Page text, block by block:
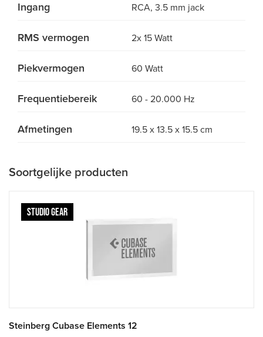
Ingang RCA, 3.5 mm jack
RMS vermogen 2x 15 Watt
Piekvermogen 60 Watt
Frequentiebereik 60 - 20.000 Hz
Afmetingen 19.5 x 13.5 x 15.5 cm
Soortgelijke producten
STUDIO GEAR
Steinberg Cubase Elements 12